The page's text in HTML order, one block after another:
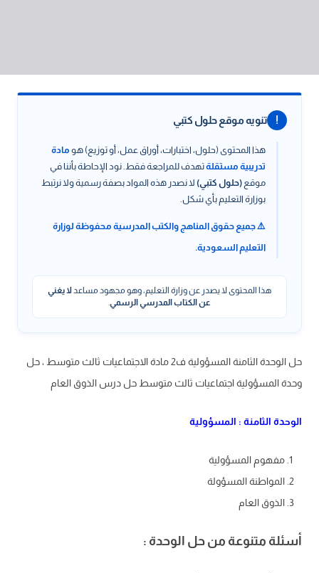
! تنويه موقع حلول كتبي
هذا المحتوى (حلول، اختبارات، أوراق عمل، أو توزيع) هو مادة
تدريبية مستقلةتهدف للمراجعة فقط. نود الإحاطة بأننا في
موقع (حلول كتبي) لا نصدر هذه المواد بصفة رسمية ولا نرتبط
بوزارة التعليم بأي شكل.
⚠️ جميع حقوق المناهج والكتب المدرسية محفوظة لوزارة
التعليم السعودية.
هذا المحتوى لا يصدر عن وزارة التعليم، وهو مجهود مساعدلا يغني
عن الكتاب المدرسي الرسمي.
حل الوحدة الثامنة المسؤولية ف2 مادة الاجتماعيات ثالث متوسط ، حل
وحدة المسؤولية اجتماعيات ثالث متوسط حل درس الذوق العام
الوحدة الثامنة : المسؤولية
مفهوم المسؤولية
المواطنة المسؤولة
الذوق العام
أسئلة متنوعة من حل الوحدة :